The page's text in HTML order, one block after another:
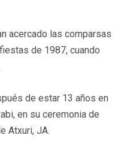
acercado las comparsas
de 1987, cuando
de estar 13 años en
en su ceremonia de
Atxuri, JA.